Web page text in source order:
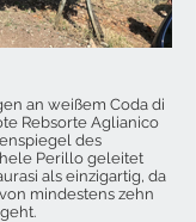
an weißem Coda di
Rebsorte Aglianico
des
Perillo geleitet
als einzigartig, da
mindestens zehn